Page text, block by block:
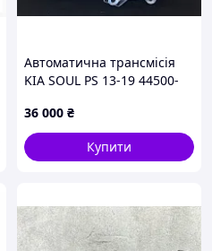
Автоматична трансмісія
KIA SOUL PS 13-19 44500-
36 000 ₴
Купити